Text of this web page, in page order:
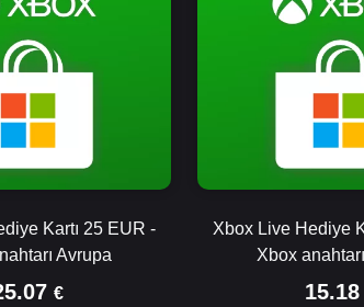
Kartı 25 EUR -
Avrupa
€
Xbox Live Hediye
Xbox
15.18